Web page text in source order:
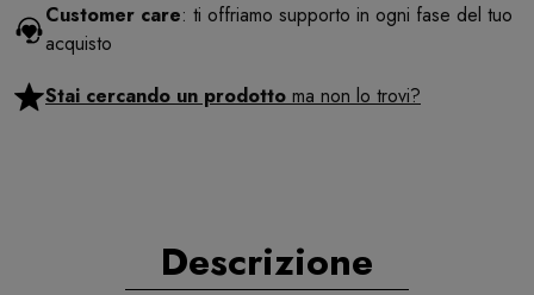
Customer care: ti offriamo supporto in ogni fase del tuo
acquisto
Stai cercando un prodotto ma non lo trovi?
Descrizione